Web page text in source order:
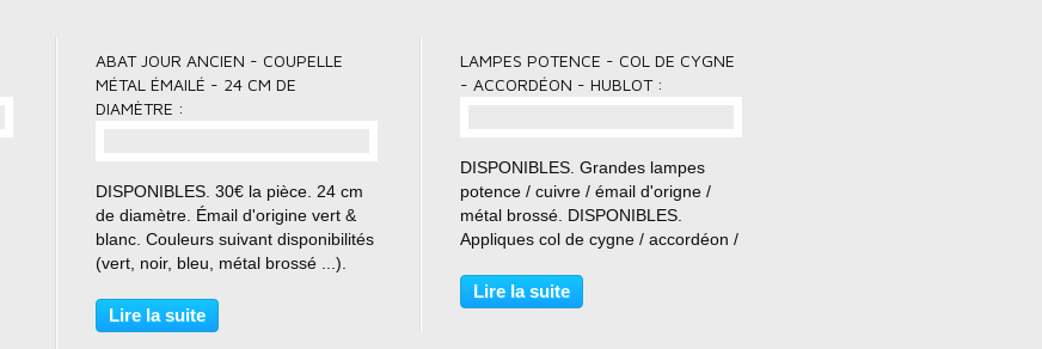
ABAT JOUR ANCIEN - COUPELLE
MÉTAL ÉMAILÉ - 24 CM DE
DIAMÈTRE :
DISPONIBLES. 30€ la pièce. 24 cm
de diamètre. Émail d'origine vert &
blanc. Couleurs suivant disponibilités
(vert, noir, bleu, métal brossé ...).
neuve !! Anciennes coupelles
d'usine. 24 cm de diamètre. Elles
Lire la suite
LAMPES POTENCE - COL DE CYGNE
- ACCORDÉON - HUBLOT :
DISPONIBLES. Grandes lampes
potence / cuivre / émail d'origne /
métal brossé. DISPONIBLES.
Appliques col de cygne / accordéon /
Lampes datant des années 20 aux
années 50. Appliques industrielles,
Lire la suite